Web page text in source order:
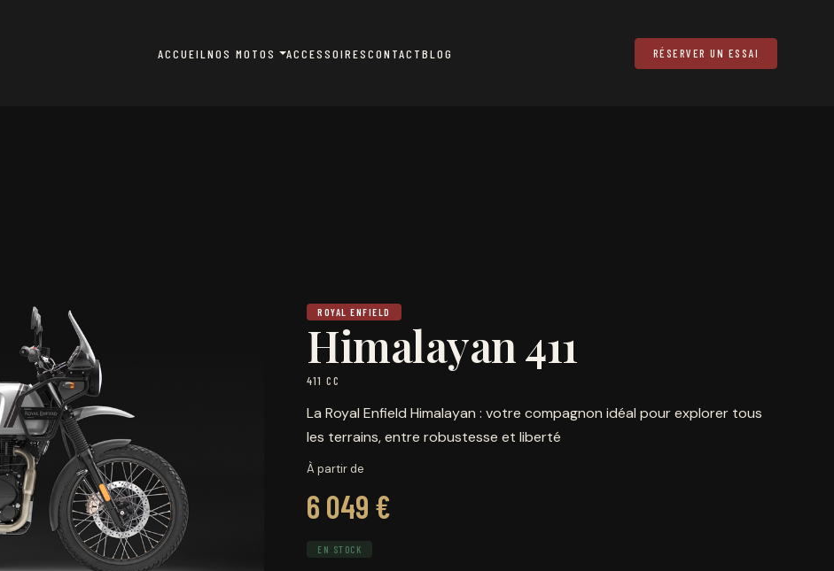
ACCUEILNOS MOTOS ACCESSOIRESCONTACTBLOG RÉSERVER UN ESSAI
ROYAL ENFIELD
Himalayan 411
411 CC
La Royal Enfield Himalayan : votre compagnon idéal pour explorer tous
les terrains, entre robustesse et liberté
À partir de
6 049 €
EN STOCK